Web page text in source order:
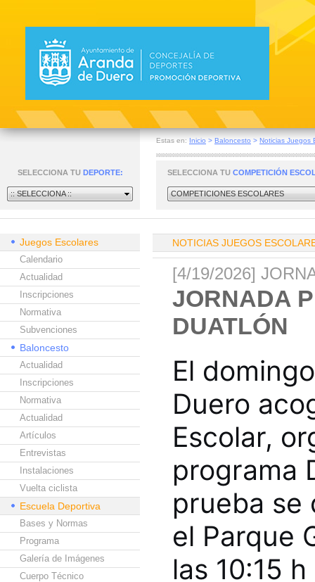
Estas en: Inicio > Baloncesto > Noticias Juegos
SELECCIONA TU DEPORTE:
:: SELECCIONA ::
SELECCIONA TU COMPETICIÓN
COMPETICIONES ESCOLARES
Juegos Escolares
Calendario
Actualidad
Inscripciones
Normativa
Subvenciones
Baloncesto
Actualidad
Inscripciones
Normativa
Actualidad
Artículos
Entrevistas
Instalaciones
Vuelta ciclista
Escuela Deportiva
Bases y Normas
Programa
Galería de Imágenes
Cuerpo Técnico
NOTICIAS JUEGOS
[4/19/2026]
JORNADA
DUATLÓN
El
Duero
Escolar,
programa
prueba se
el Parque
las 10:15